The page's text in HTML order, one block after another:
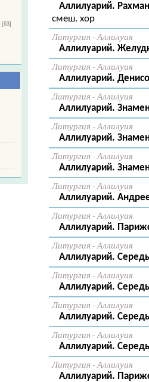
[63]
Аллилуарий.
смеш. хор
Литургия - Аллилуия
Аллилуарий.
Литургия - Аллилуия
Аллилуарий.
Литургия - Аллилуия
Аллилуарий.
Литургия - Аллилуия
Аллилуарий.
Литургия - Аллилуия
Аллилуарий.
Литургия - Аллилуия
Аллилуарий.
Литургия - Аллилуия
Аллилуарий.
Литургия - Аллилуия
Аллилуарий.
Литургия - Аллилуия
Аллилуарий.
Литургия - Аллилуия
Аллилуарий.
Литургия - Аллилуия
Аллилуарий.
Литургия - Аллилуия
Аллилуарий.